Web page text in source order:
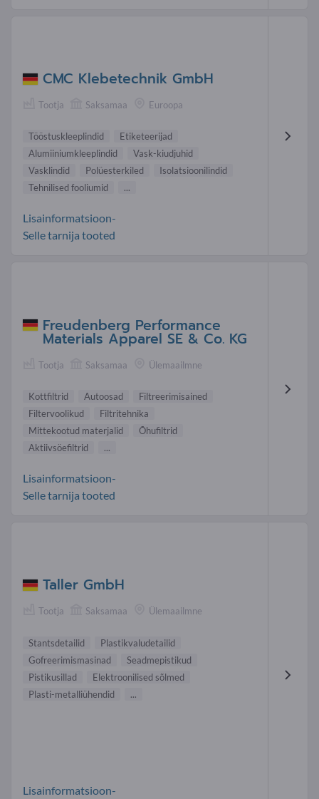
CMC Klebetechnik GmbH
Tootja Saksamaa Euroopa
Tööstuskleeplindid
Etiketeerijad
Alumiiniumkleeplindid
Vask-kiudjuhid
Vasklindid
Polüesterkiled
Isolatsioonilindid
Tehnilised fooliumid
...
Lisainformatsioon-
Selle tarnija tooted
Freudenberg Performance
Materials Apparel SE & Co. KG
Tootja Saksamaa Ülemaailmne
Kottfiltrid Autoosad
Filtreerimisained
Filtervoolikud
Filtritehnika
Mittekootud materjalid
Õhufiltrid
Aktiivsöefiltrid
...
Lisainformatsioon-
Selle tarnija tooted
Taller GmbH
Tootja Saksamaa Ülemaailmne
Stantsdetailid
Plastikvaludetailid
Gofreerimismasinad
Seadmepistikud
Pistikusillad
Elektroonilised sõlmed
Plasti-metalliühendid
...
Lisainformatsioon-